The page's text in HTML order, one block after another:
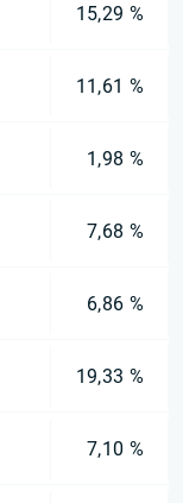
15,29 %
11,61 %
1,98 %
7,68 %
6,86 %
19,33 %
7,10 %